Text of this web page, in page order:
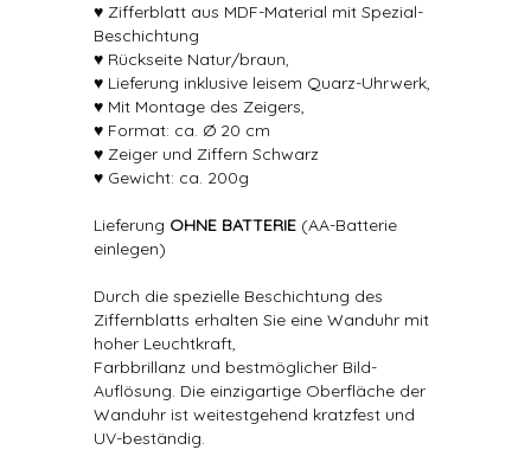
♥ Zifferblatt aus MDF-Material mit Spezial-
Beschichtung
♥ Rückseite Natur/braun,
♥ Lieferung inklusive leisem Quarz-Uhrwerk,
♥ Mit Montage des Zeigers,
♥ Format: ca. Ø 20 cm
♥ Zeiger und Ziffern Schwarz
♥ Gewicht: ca. 200g
Lieferung OHNE BATTERIE (AA-Batterie
einlegen)
Durch die spezielle Beschichtung des
Ziffernblatts erhalten Sie eine Wanduhr mit
hoher Leuchtkraft,
Farbbrillanz und bestmöglicher Bild-
Auflösung. Die einzigartige Oberfläche der
Wanduhr ist weitestgehend kratzfest und
UV-beständig.